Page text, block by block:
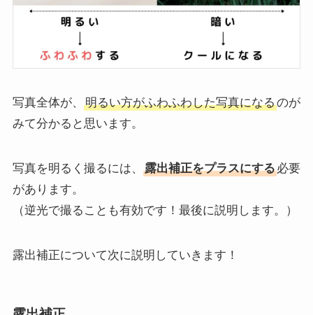
写真全体が、 明るい方がふわふわした写真になるのが
みて分かると思います。
写真を明るく撮るには、 露出補正をプラスにする必要
があります。
（逆光で撮ることも有効です！最後に説明します。）
露出補正について次に説明していきます！